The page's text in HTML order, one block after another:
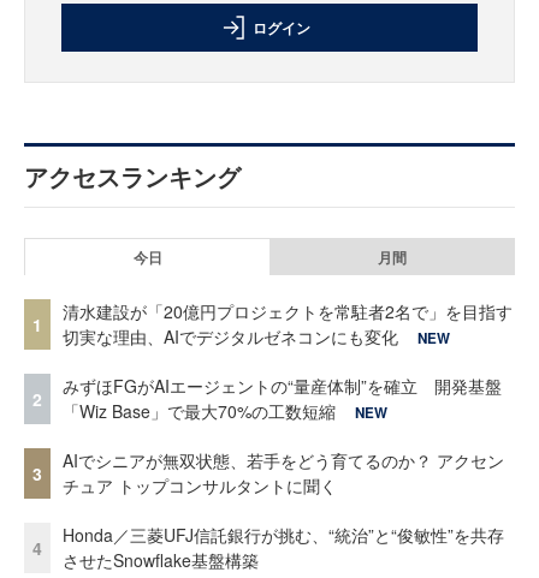
ログイン
アクセスランキング
今日 月間
1
清水建設が「20億円プロジェクトを常駐者2名で」を目指す
切実な理由、AIでデジタルゼネコンにも変化
NEW
2
みずほFGがAIエージェントの“量産体制”を確立 開発基盤
「Wiz Base」で最大70%の工数短縮
NEW
3
AIでシニアが無双状態、若手をどう育てるのか？ アクセン
チュア トップコンサルタントに聞く
4
Honda／三菱UFJ信託銀行が挑む、“統治”と“俊敏性”を共存
させたSnowflake基盤構築